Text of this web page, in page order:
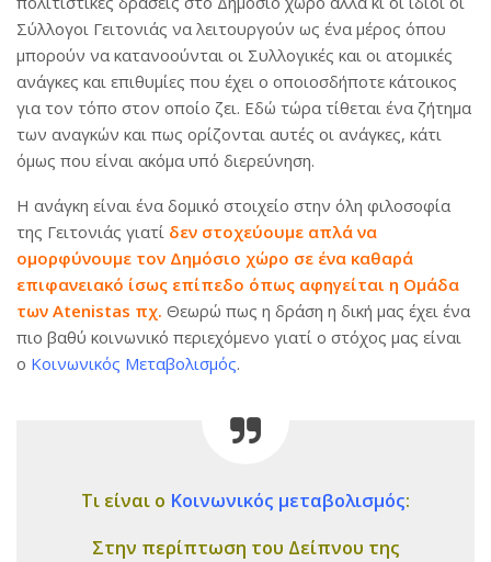
Σύλλογοι Γειτονιάς να λειτουργούν ως ένα μέρος όπου
μπορούν να κατανοούνται οι Συλλογικές και οι ατομικές
ανάγκες και επιθυμίες που έχει ο οποιοσδήποτε κάτοικος
για τον τόπο στον οποίο ζει. Εδώ τώρα τίθεται ένα ζήτημα
των αναγκών και πως ορίζονται αυτές οι ανάγκες, κάτι
όμως που είναι ακόμα υπό διερεύνηση.
Η ανάγκη είναι ένα δομικό στοιχείο στην όλη φιλοσοφία
της Γειτονιάς γιατί δεν στοχεύουμε απλά να
ομορφύνουμε τον Δημόσιο χώρο σε ένα καθαρά
επιφανειακό ίσως επίπεδο όπως αφηγείται η Ομάδα
των Atenistas πχ. Θεωρώ πως η δράση η δική μας έχει ένα
πιο βαθύ κοινωνικό περιεχόμενο γιατί ο στόχος μας είναι
ο Κοινωνικός Μεταβολισμός.
Τι είναι ο Κοινωνικός μεταβολισμός:
Στην περίπτωση του Δείπνου της